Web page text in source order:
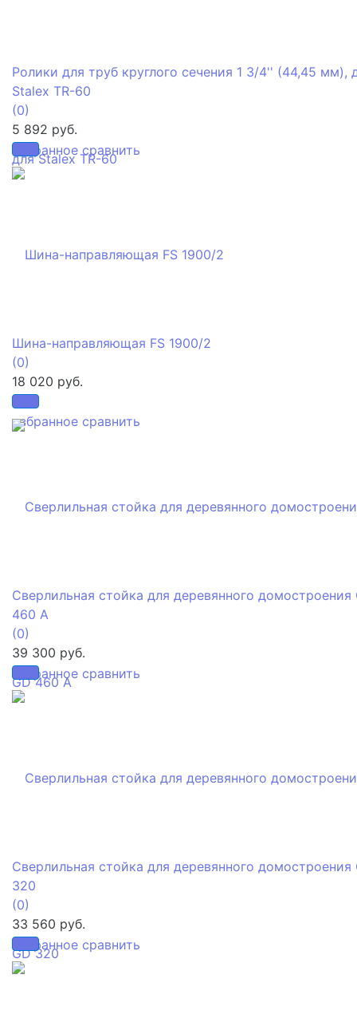
избранное сравнить
Ролики для труб круглого сечения 1 3/4'' (44,45 мм),
Stalex TR-60
(0)
5 892 руб.
избранное сравнить
Шина-направляющая FS 1900/2
(0)
18 020 руб.
избранное сравнить
Сверлильная стойка для деревянного домостроения
460 A
(0)
39 300 руб.
избранное сравнить
Сверлильная стойка для деревянного домостроения
320
(0)
33 560 руб.